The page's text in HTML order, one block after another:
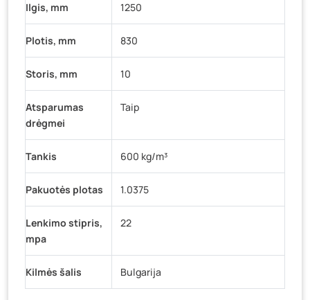
Ilgis, mm 1250
Plotis, mm 830
Storis, mm 10
Atsparumas
drėgmei
Taip
Tankis 600 kg/m³
Pakuotės plotas 1.0375
Lenkimo stipris,
mpa
22
Kilmės šalis Bulgarija